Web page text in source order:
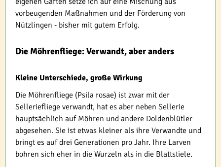
vorbeugenden Maßnahmen und der Förderung von
Nützlingen - bisher mit gutem Erfolg.
Die Möhrenfliege: Verwandt, aber anders
Kleine Unterschiede, große Wirkung
Die Möhrenfliege (Psila rosae) ist zwar mit der
Selleriefliege verwandt, hat es aber neben Sellerie
hauptsächlich auf Möhren und andere Doldenblütler
abgesehen. Sie ist etwas kleiner als ihre Verwandte und
bringt es auf drei Generationen pro Jahr. Ihre Larven
bohren sich eher in die Wurzeln als in die Blattstiele.